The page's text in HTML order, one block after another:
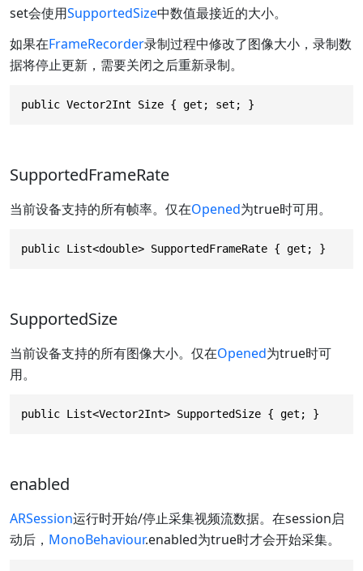
set会使用SupportedSize中数值最接近的大小。
如果在FrameRecorder录制过程中修改了图像大小，录制数
据将停止更新，需要关闭之后重新录制。
public Vector2Int Size { get; set; }
SupportedFrameRate
当前设备支持的所有帧率。仅在Opened为true时可用。
public List<double> SupportedFrameRate { get; }
SupportedSize
当前设备支持的所有图像大小。仅在Opened为true时可
用。
public List<Vector2Int> SupportedSize { get; }
enabled
ARSession运行时开始/停止采集视频流数据。在session启
动后， MonoBehaviour.enabled为true时才会开始采集。